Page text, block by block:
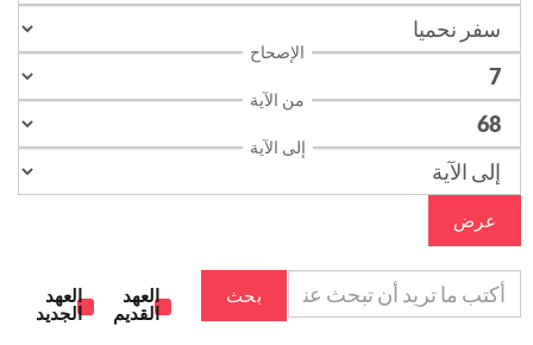
الإصحاح
من الآية
إلى الآية
عرض
بحث
العهد
القديم
العهد
الجديد